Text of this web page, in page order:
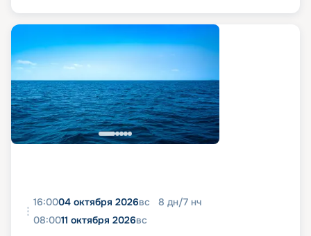
16:0004 октября 2026вс 8 дн/7 нч
08:0011 октября 2026вс